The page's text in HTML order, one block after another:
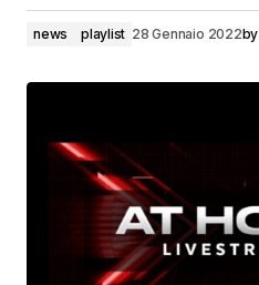
news playlist 28 Gennaio 2022by